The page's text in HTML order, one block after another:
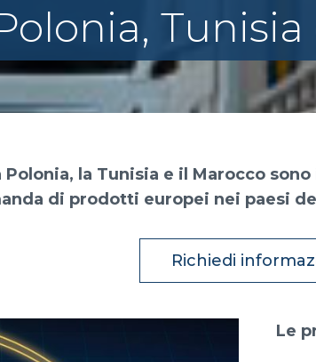
la Tunisia e il Marocco
di prodotti europei nei paesi
Richiedi
Le